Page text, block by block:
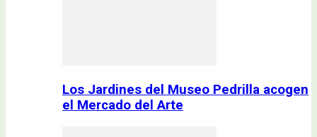
Los Jardines del Museo Pedrilla acogen
el Mercado del Arte